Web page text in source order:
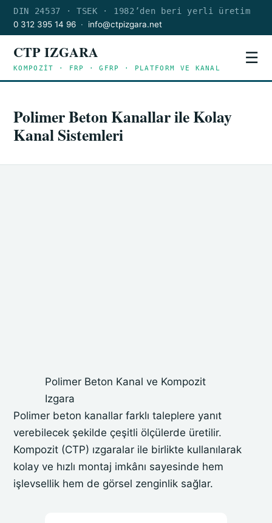
DIN 24537 · TSEK · 1982’den beri yerli üretim
0 312 395 14 96 · info@ctpizgara.net
CTP IZGARA
KOMPOZİT · FRP · GFRP · PLATFORM VE KANAL
☰
Polimer Beton Kanallar ile Kolay
Kanal Sistemleri
Polimer Beton Kanal ve Kompozit
Izgara
Polimer beton kanallar farklı taleplere yanıt
verebilecek şekilde çeşitli ölçülerde üretilir.
Kompozit (CTP) ızgaralar ile birlikte kullanılarak
kolay ve hızlı montaj imkânı sayesinde hem
işlevsellik hem de görsel zenginlik sağlar.